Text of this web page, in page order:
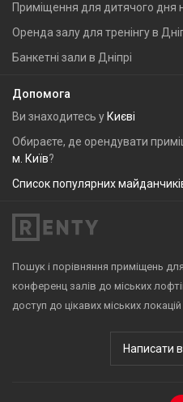
Приміщення для дитячого дня
Оренда залу для тренінгу в
Банкетні зали в Дніпрі
Допомога
Ви знаходитесь у Києві
Обираєте, де орендувати
м. Київ?
Список популярних
Пошук і порівняння приміщень
конференц залів до міських
доступ до цікавих міських
Написати